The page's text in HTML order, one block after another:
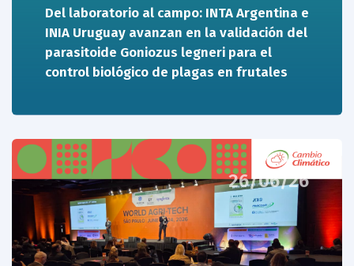
Del laboratorio al campo: INTA Argentina e
INIA Uruguay avanzan en la validación del
parasitoide Goniozus legneri para el
control biológico de plagas en frutales
26/06/26